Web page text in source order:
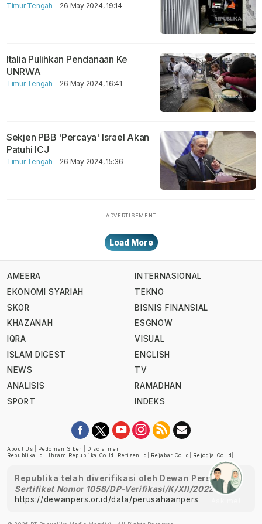
Timur Tengah - 26 May 2024, 19:14
Italia Pulihkan Pendanaan Ke
UNRWA
Timur Tengah - 26 May 2024, 16:41
Sekjen PBB 'Percaya' Israel Akan
Patuhi ICJ
Timur Tengah - 26 May 2024, 15:36
Load More
AMEERA
EKONOMI SYARIAH
SKOR
KHAZANAH
IQRA
ISLAM DIGEST
NEWS
ANALISIS
SPORT
INTERNASIONAL
TEKNO
BISNIS FINANSIAL
ESGNOW
VISUAL
ENGLISH
TV
RAMADHAN
INDEKS
About Us Pedoman Siber
Disclaimer
Republika.id
Ihram.republika.co.id Retizen.id Rejabar.co.id Rejogja.co.id
Republika telah diverifikasi oleh Dewan Pers
Sertifikat Nomor 1058/DP-Verifikasi/K/XII/2022
https://dewanpers.or.id/data/perusahaanpers